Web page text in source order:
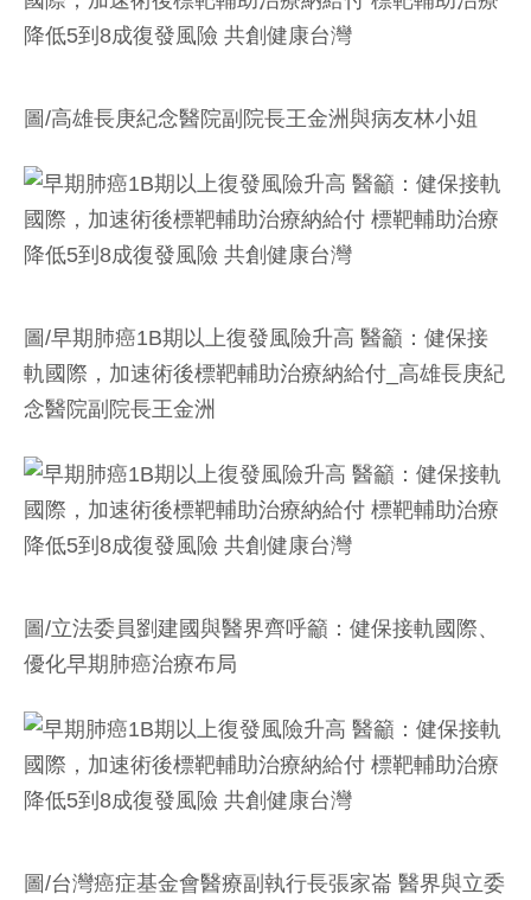
圖/高雄長庚紀念醫院副院長王金洲與病友林小姐
圖/早期肺癌1B期以上復發風險升高 醫籲：健保接
軌國際，加速術後標靶輔助治療納給付_高雄長庚紀
念醫院副院長王金洲
圖/立法委員劉建國與醫界齊呼籲：健保接軌國際、
優化早期肺癌治療布局
圖/台灣癌症基金會醫療副執行長張家崙 醫界與立委